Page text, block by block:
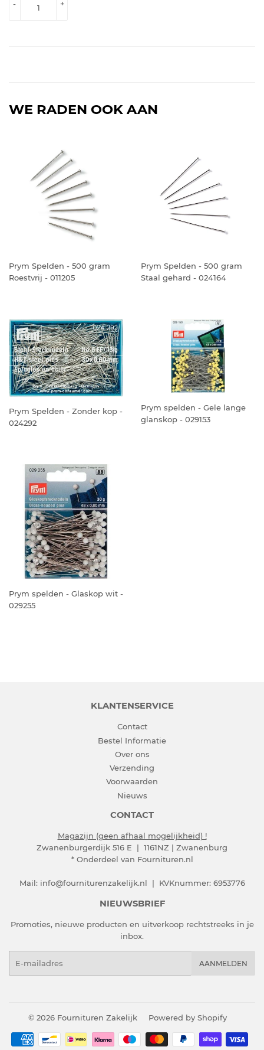
+
-
WE RADEN OOK AAN
Prym Spelden - 500 gram
Roestvrij - 011205
Prym Spelden - 500 gram
Staal gehard - 024164
Prym Spelden - Zonder kop -
024292
Prym spelden - Gele lange
glanskop - 029153
Prym spelden - Glaskop wit -
029255
KLANTENSERVICE
Contact
Bestel Informatie
Over ons
Verzending
Voorwaarden
Nieuws
CONTACT
Magazijn (geen afhaal mogelijkheid) !
Zwanenburgerdijk 516 E | 1161NZ | Zwanenburg
* Onderdeel van Fournituren.nl
Mail: info@fourniturenzakelijk.nl | KVKnummer: 6953776
NIEUWSBRIEF
Promoties, nieuwe producten en uitverkoop rechtstreeks in je
inbox.
AANMELDEN
© 2026 Fournituren Zakelijk Powered by Shopify
Betalingspictogrammen